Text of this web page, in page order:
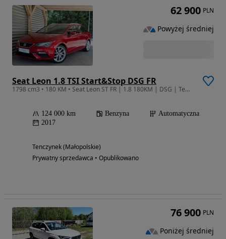
Seat Leon 1.8 TSI Start&Stop DSG FR
1798 cm3 • 180 KM • Seat Leon ST FR | 1.8 180KM | DSG | Tempomat ACC| 2 właściciel | Led
124 000 km Benzyna
Automatyczna
2017
Tenczynek (Małopolskie)
Prywatny sprzedawca • Opublikowano
62 900 PLN
Powyżej średniej
76 900 PLN
Poniżej średniej